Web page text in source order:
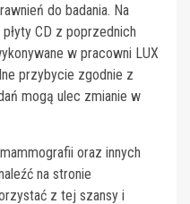
do badania. Na
CD z poprzednich
w pracowni LUX
przybycie zgodnie z
mogą ulec zmianie w
oraz innych
na stronie
z tej szansy i